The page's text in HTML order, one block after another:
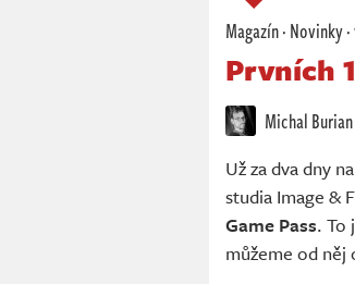
Magazín·Novinky·
Prvních
Michal Burian
Už za dva dny
studia Image &
Game Pass. To
můžeme od něj